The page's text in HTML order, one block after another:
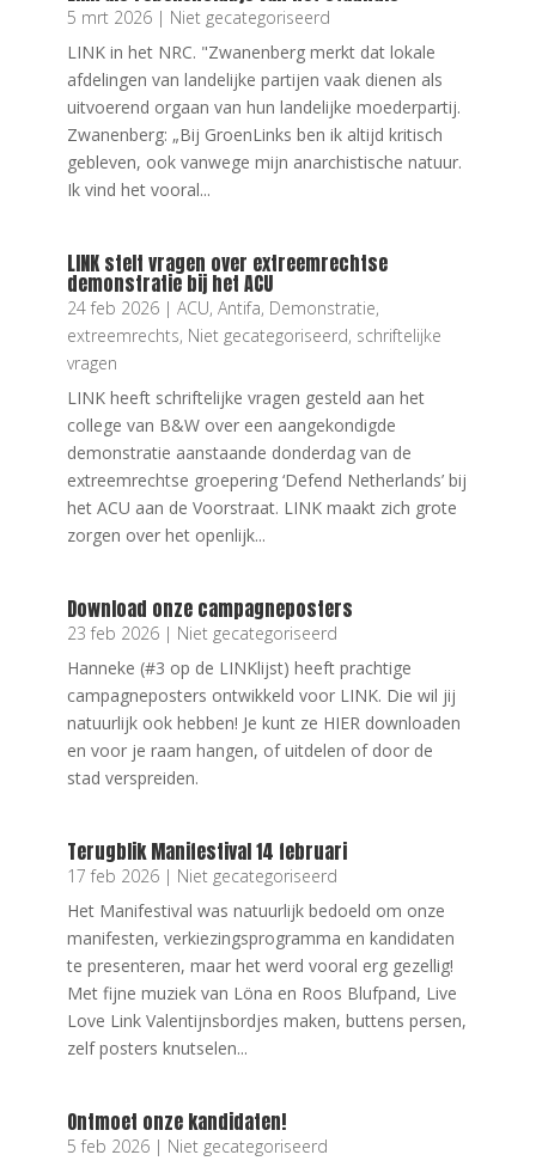
5 mrt 2026 | Niet gecategoriseerd
LINK in het NRC. "Zwanenberg merkt dat lokale
afdelingen van landelijke partijen vaak dienen als
uitvoerend orgaan van hun landelijke moederpartij.
Zwanenberg: „Bij GroenLinks ben ik altijd kritisch
gebleven, ook vanwege mijn anarchistische natuur.
Ik vind het vooral...
LINK stelt vragen over extreemrechtse
demonstratie bij het ACU
24 feb 2026 | ACU, Antifa, Demonstratie,
extreemrechts, Niet gecategoriseerd, schriftelijke
vragen
LINK heeft schriftelijke vragen gesteld aan het
college van B&W over een aangekondigde
demonstratie aanstaande donderdag van de
extreemrechtse groepering ‘Defend Netherlands’ bij
het ACU aan de Voorstraat. LINK maakt zich grote
zorgen over het openlijk...
Download onze campagneposters
23 feb 2026 | Niet gecategoriseerd
Hanneke (#3 op de LINKlijst) heeft prachtige
campagneposters ontwikkeld voor LINK. Die wil jij
natuurlijk ook hebben! Je kunt ze HIER downloaden
en voor je raam hangen, of uitdelen of door de
stad verspreiden.
Terugblik Manifestival 14 februari
17 feb 2026 | Niet gecategoriseerd
Het Manifestival was natuurlijk bedoeld om onze
manifesten, verkiezingsprogramma en kandidaten
te presenteren, maar het werd vooral erg gezellig!
Met fijne muziek van Löna en Roos Blufpand, Live
Love Link Valentijnsbordjes maken, buttens persen,
zelf posters knutselen...
Ontmoet onze kandidaten!
5 feb 2026 | Niet gecategoriseerd